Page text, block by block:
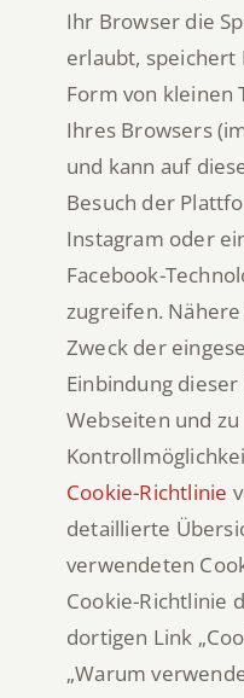
Ihr Browser die
erlaubt,
Form von kleinen
Ihres Browsers
und kann auf
Besuch der
Instagram oder
Facebook-
zugreifen.
Zweck der
Einbindung
Webseiten und
Cookie-Richtlinie
detaillierte
verwendeten
Cookie-Richtlinie
dortigen Link
„Warum